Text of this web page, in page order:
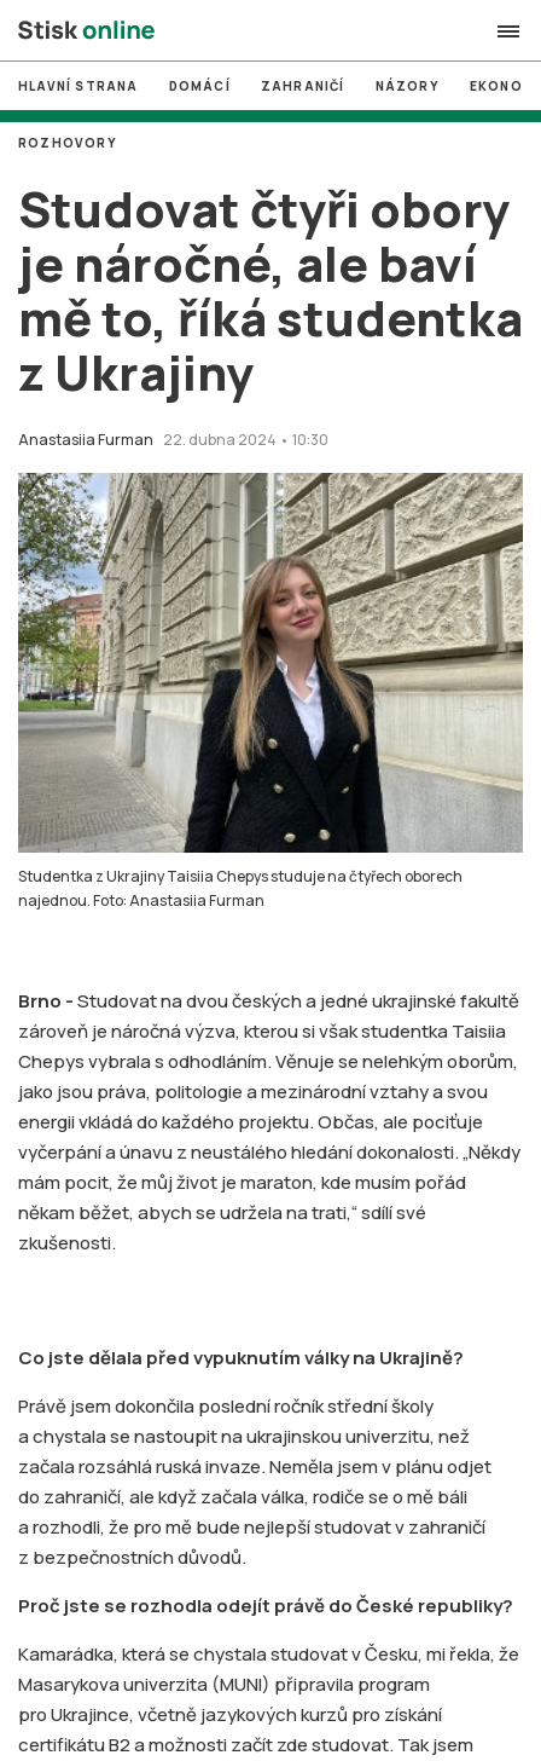
search
# MUNI
# Brno
# volby
login PŘIHLÁSIT SE
Zapomněli jste heslo?
HLAVNÍ STRANA DOMÁCÍ ZAHRANIČÍ NÁZORY
Studovat čtyři obory
je náročné, ale baví
mě to, říká studentka
z Ukrajiny
Anastasiia Furman 22. dubna 2024 • 10:30
ROZHOVORY
Studentka z Ukrajiny Taisiia Chepys studuje na čtyřech oborech
najednou. Foto: Anastasiia Furman
Brno -Studovat na dvou českých a jedné ukrajinské fakultě
zároveň je náročná výzva, kterou si však studentka Taisiia
Chepys vybrala s odhodláním. Věnuje se nelehkým oborům,
jako jsou práva, politologie a mezinárodní vztahy a svou
energii vkládá do každého projektu. Občas, ale pociťuje
vyčerpání a únavu z neustálého hledání dokonalosti. „Někdy
mám pocit, že můj život je maraton, kde musím pořád
někam běžet, abych se udržela na trati,“ sdílí své
zkušenosti.
Co jste dělala před vypuknutím války na Ukrajině?
Právě jsem dokončila poslední ročník střední školy
a chystala se nastoupit na ukrajinskou univerzitu, než
začala rozsáhlá ruská invaze. Neměla jsem v plánu odjet
do zahraničí, ale když začala válka, rodiče se o mě báli
a rozhodli, že pro mě bude nejlepší studovat v zahraničí
z bezpečnostních důvodů.
Proč jste se rozhodla odejít právě do České republiky?
Kamarádka, která se chystala studovat v Česku, mi řekla, že
Masarykova univerzita (MUNI) připravila program
pro Ukrajince, včetně jazykových kurzů pro získání
certifikátu B2 a možnosti začít zde studovat. Tak jsem